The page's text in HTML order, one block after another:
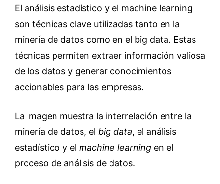
El análisis estadístico y el machine learning
son técnicas clave utilizadas tanto en la
minería de datos como en el big data. Estas
técnicas permiten extraer información valiosa
de los datos y generar conocimientos
accionables para las empresas.
La imagen muestra la interrelación entre la
minería de datos, el big data, el análisis
estadístico y el machine learning en el
proceso de análisis de datos.